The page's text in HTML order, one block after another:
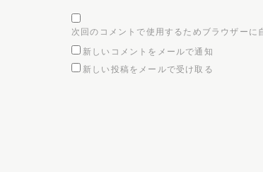
次回のコメントで使用するためブラウザーに
新しいコメントをメールで通知
新しい投稿をメールで受け取る